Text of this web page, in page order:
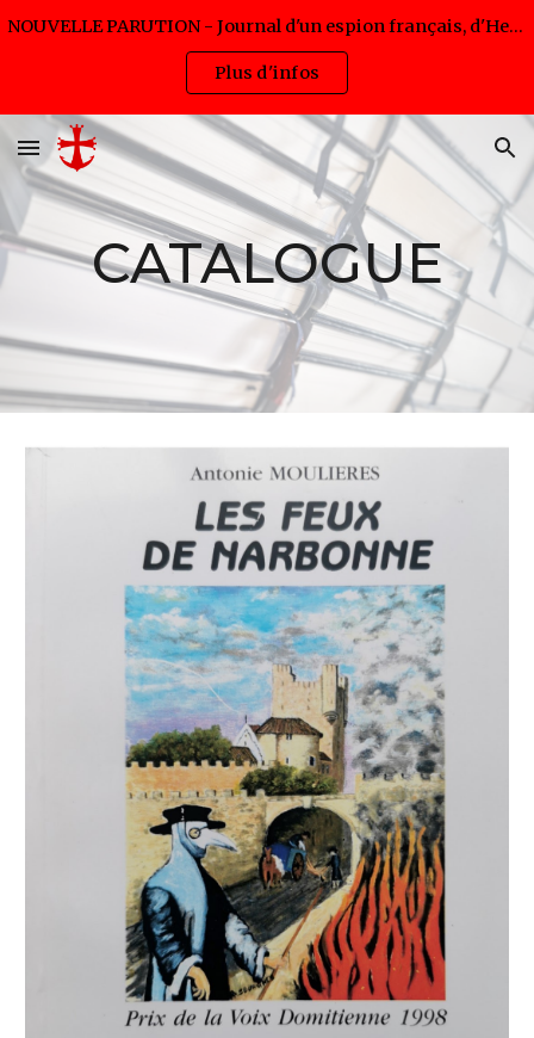
NOUVELLE PARUTION - Journal d'un espion français, d'Hervé Pijac - Disponible en livre et eBook (lancement 5,99€ jusqu'au 12/08/2026)
Plus d'infos
CATALOGUE